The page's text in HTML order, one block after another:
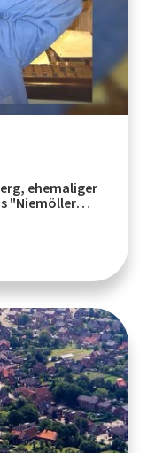
ehemaliger
"Niemöller